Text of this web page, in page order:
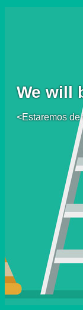
We will
<Estaremos